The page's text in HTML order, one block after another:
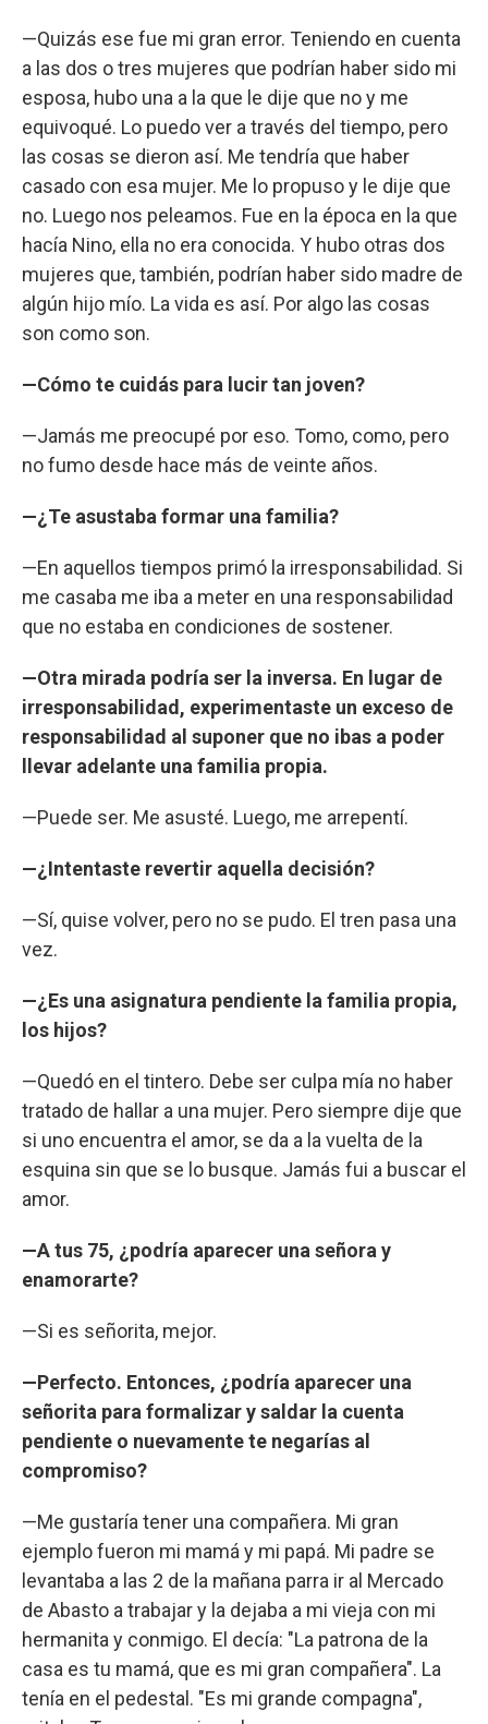
—Quizás ese fue mi gran error. Teniendo en cuenta
a las dos o tres mujeres que podrían haber sido mi
esposa, hubo una a la que le dije que no y me
equivoqué. Lo puedo ver a través del tiempo, pero
las cosas se dieron así. Me tendría que haber
casado con esa mujer. Me lo propuso y le dije que
no. Luego nos peleamos. Fue en la época en la que
hacía Nino, ella no era conocida. Y hubo otras dos
mujeres que, también, podrían haber sido madre de
algún hijo mío. La vida es así. Por algo las cosas
son como son.
—Cómo te cuidás para lucir tan joven?
—Jamás me preocupé por eso. Tomo, como, pero
no fumo desde hace más de veinte años.
—¿Te asustaba formar una familia?
—En aquellos tiempos primó la irresponsabilidad. Si
me casaba me iba a meter en una responsabilidad
que no estaba en condiciones de sostener.
—Otra mirada podría ser la inversa. En lugar de
irresponsabilidad, experimentaste un exceso de
responsabilidad al suponer que no ibas a poder
llevar adelante una familia propia.
—Puede ser. Me asusté. Luego, me arrepentí.
—¿Intentaste revertir aquella decisión?
—Sí, quise volver, pero no se pudo. El tren pasa una
vez.
—¿Es una asignatura pendiente la familia propia,
los hijos?
—Quedó en el tintero. Debe ser culpa mía no haber
tratado de hallar a una mujer. Pero siempre dije que
si uno encuentra el amor, se da a la vuelta de la
esquina sin que se lo busque. Jamás fui a buscar el
amor.
—A tus 75, ¿podría aparecer una señora y
enamorarte?
—Si es señorita, mejor.
—Perfecto. Entonces, ¿podría aparecer una
señorita para formalizar y saldar la cuenta
pendiente o nuevamente te negarías al
compromiso?
—Me gustaría tener una compañera. Mi gran
ejemplo fueron mi mamá y mi papá. Mi padre se
levantaba a las 2 de la mañana parra ir al Mercado
de Abasto a trabajar y la dejaba a mi vieja con mi
hermanita y conmigo. El decía: "La patrona de la
casa es tu mamá, que es mi gran compañera". La
tenía en el pedestal. "Es mi grande compagna",